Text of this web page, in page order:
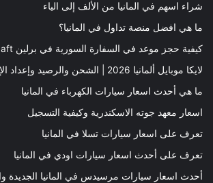
شراء اسهم في المانيا من الألف إلى الياء
ما هي افضل منصة تداول في المانيا؟
كيفية حجز موعد في السفارة السورية في برلين syrische botschaft
لايكا موبايل ألمانيا 2026 | الشحن والرصيد وإعداد الإنترنت
ما هي أحدث اسعار سيارات الكهرباء في المانيا
اسعار معهد جوته الاسكندرية وكيفية التسجيل
تعرف على اسعار سيارات تسلا في المانيا
تعرف على أحدث اسعار سيارات اودي في المانيا
أحدث اسعار سيارات مرسيدس في المانيا الجديدة